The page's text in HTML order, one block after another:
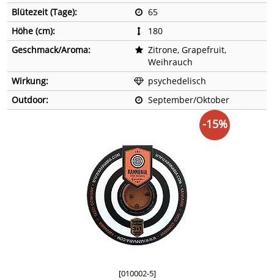
Blütezeit (Tage):
65
Höhe (cm):
180
Geschmack/Aroma:
Zitrone, Grapefruit,
Weihrauch
Wirkung:
psychedelisch
Outdoor:
September/Oktober
[010002-5]
-15%